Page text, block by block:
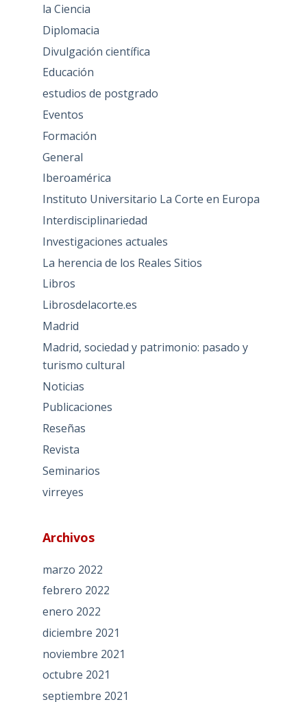
la Ciencia
Diplomacia
Divulgación científica
Educación
estudios de postgrado
Eventos
Formación
General
Iberoamérica
Instituto Universitario La Corte en Europa
Interdisciplinariedad
Investigaciones actuales
La herencia de los Reales Sitios
Libros
Librosdelacorte.es
Madrid
Madrid, sociedad y patrimonio: pasado y
turismo cultural
Noticias
Publicaciones
Reseñas
Revista
Seminarios
virreyes
Archivos
marzo 2022
febrero 2022
enero 2022
diciembre 2021
noviembre 2021
octubre 2021
septiembre 2021